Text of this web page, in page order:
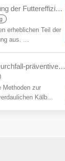
Strategien zur Steigerung der Futtereffizienz in der Tierhaltung: Maximaler Nutzen mit YemYap
erheblichen Teil der
aus. ...
Wie bereitet man ein Durchfall-präventives Kälberfutter zu? Das Geheimnis eines gesunden Starts
Methoden zur
Kälb...